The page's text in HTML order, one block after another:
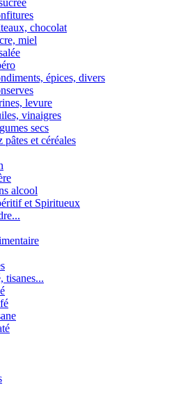
chocolat
miel
épices, divers
levure
vinaigres
secs
pâtes et céréales
alcool
et Spiritueux
tisanes...